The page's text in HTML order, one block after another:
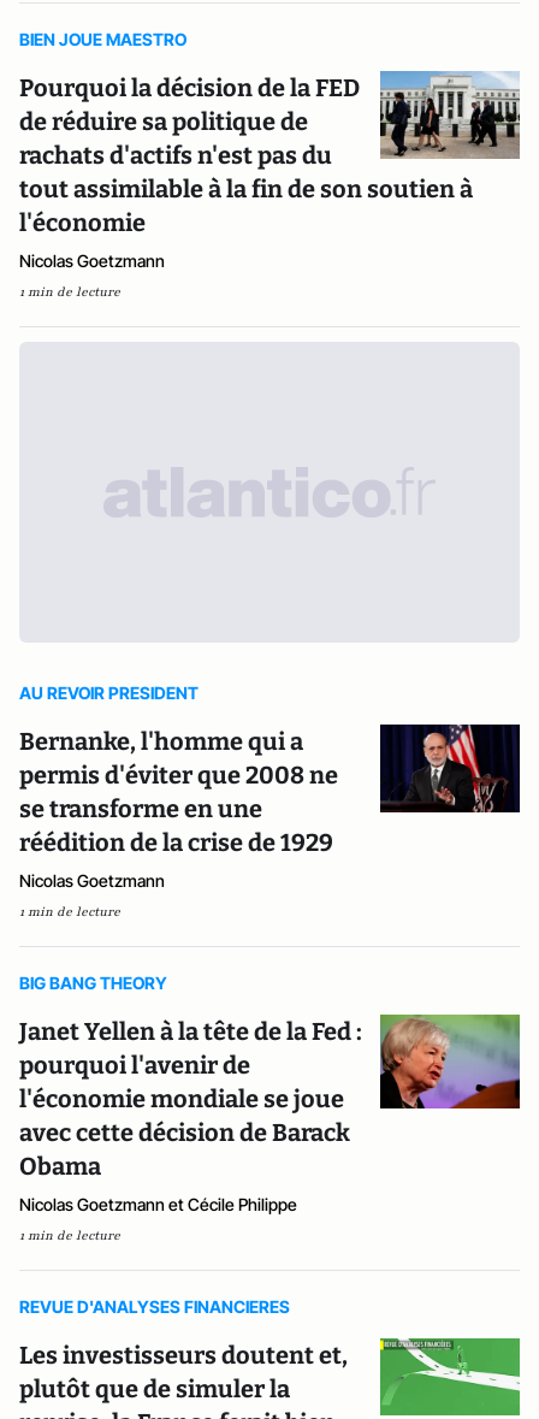
BIEN JOUE MAESTRO
Pourquoi la décision de la FED
de réduire sa politique de
rachats d'actifs n'est pas du
tout assimilable à la fin de son soutien à
l'économie
Nicolas Goetzmann
1 min de lecture
AU REVOIR PRESIDENT
Bernanke, l'homme qui a
permis d'éviter que 2008 ne
se transforme en une
réédition de la crise de 1929
Nicolas Goetzmann
1 min de lecture
BIG BANG THEORY
Janet Yellen à la tête de la Fed :
pourquoi l'avenir de
l'économie mondiale se joue
avec cette décision de Barack
Obama
Nicolas Goetzmann et Cécile Philippe
1 min de lecture
REVUE D'ANALYSES FINANCIERES
Les investisseurs doutent et,
plutôt que de simuler la